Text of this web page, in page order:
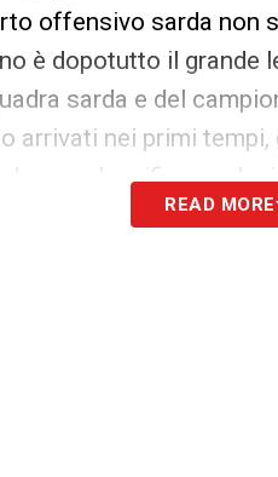
offensivo sarda non
è dopotutto il grande
sarda e del
arrivati nei primi
la sua classifica
gli uomini di Ranieri
READ MORE